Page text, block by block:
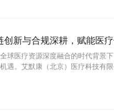
创新与合规深耕，赋能医
球医疗资源深度融合的时代背景
遇。艾默康（北京）医疗科技有